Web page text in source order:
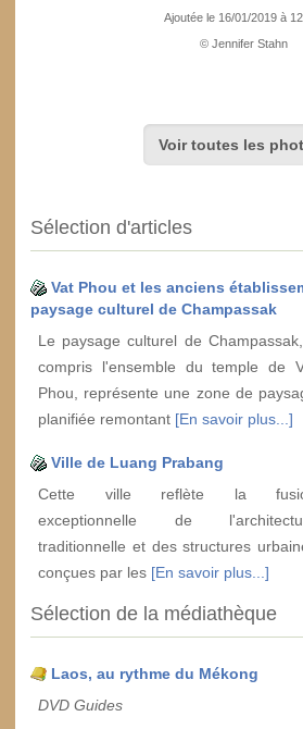
Ajoutée le 16/01/2019 à
© Jennifer Stahn
Voir toutes les
Sélection d'articles
Vat Phou et les anciens
paysage culturel de Champassak
Le paysage culturel de
compris l'ensemble du temple de
Phou, représente une zone de
planifiée remontant [En savoir plus...]
Ville de Luang Prabang
Cette ville reflète la
exceptionnelle de
traditionnelle et des structures
conçues par les [En savoir plus...]
Sélection de la médiathèque
Laos, au rythme du Mékong
DVD Guides